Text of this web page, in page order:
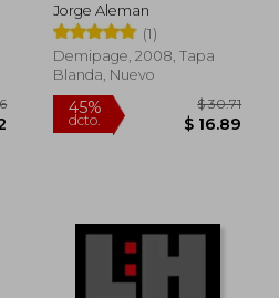
Jorge Aleman
(1)
Demipage, 2008, Tapa
Blanda, Nuevo